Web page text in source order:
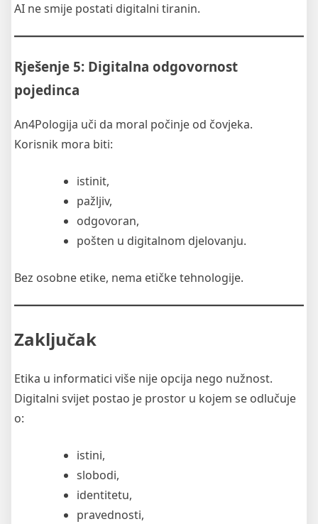
AI ne smije postati digitalni tiranin.
Rješenje 5: Digitalna odgovornost
pojedinca
An4Pologija uči da moral počinje od čovjeka.
Korisnik mora biti:
istinit,
pažljiv,
odgovoran,
pošten u digitalnom djelovanju.
Bez osobne etike, nema etičke tehnologije.
Zaključak
Etika u informatici više nije opcija nego nužnost.
Digitalni svijet postao je prostor u kojem se odlučuje
o:
istini,
slobodi,
identitetu,
pravednosti,